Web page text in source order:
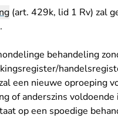
(art. 429k, lid 1 Rv) zal
behandeling
een nieuwe oproeping
of anderszins
op een spoedige